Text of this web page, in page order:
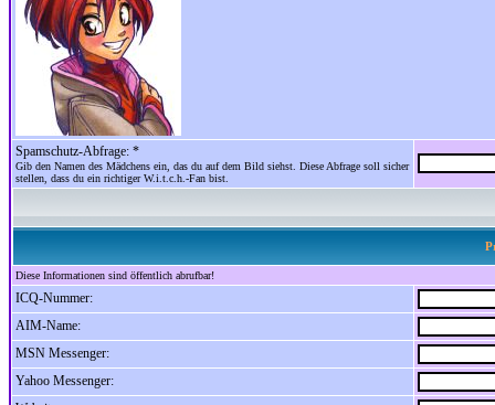
Spamschutz-Abfrage: *
Gib den Namen des Mädchens ein, das du auf dem Bild siehst. Diese Abfrage soll sicher
stellen, dass du ein richtiger W.i.t.c.h.-Fan bist.
Diese Informationen sind öffentlich abrufbar!
ICQ-Nummer:
AIM-Name:
MSN Messenger:
Yahoo Messenger: